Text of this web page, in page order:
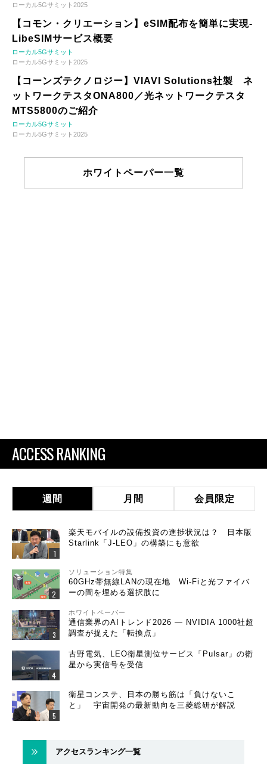
ローカル5Gサミット2025
【コモン・クリエーション】eSIM配布を簡単に実現-
LibeSIMサービス概要
ローカル5Gサミット
ローカル5Gサミット2025
【コーンズテクノロジー】VIAVI Solutions社製 ネ
ットワークテスタONA800／光ネットワークテスタ
MTS5800のご紹介
ローカル5Gサミット
ローカル5Gサミット2025
ホワイトペーパー一覧
ACCESS RANKING
週間 月間 会員限定
楽天モバイルの設備投資の進捗状況は？ 日本版
Starlink「J-LEO」の構築にも意欲
ソリューション特集
60GHz帯無線LANの現在地 Wi-Fiと光ファイバ
ーの間を埋める選択肢に
ホワイトペーパー
通信業界のAIトレンド2026 ― NVIDIA 1000社超
調査が捉えた「転換点」
古野電気、LEO衛星測位サービス「Pulsar」の衛
星から実信号を受信
衛星コンステ、日本の勝ち筋は「負けないこ
と」 宇宙開発の最新動向を三菱総研が解説
アクセスランキング一覧